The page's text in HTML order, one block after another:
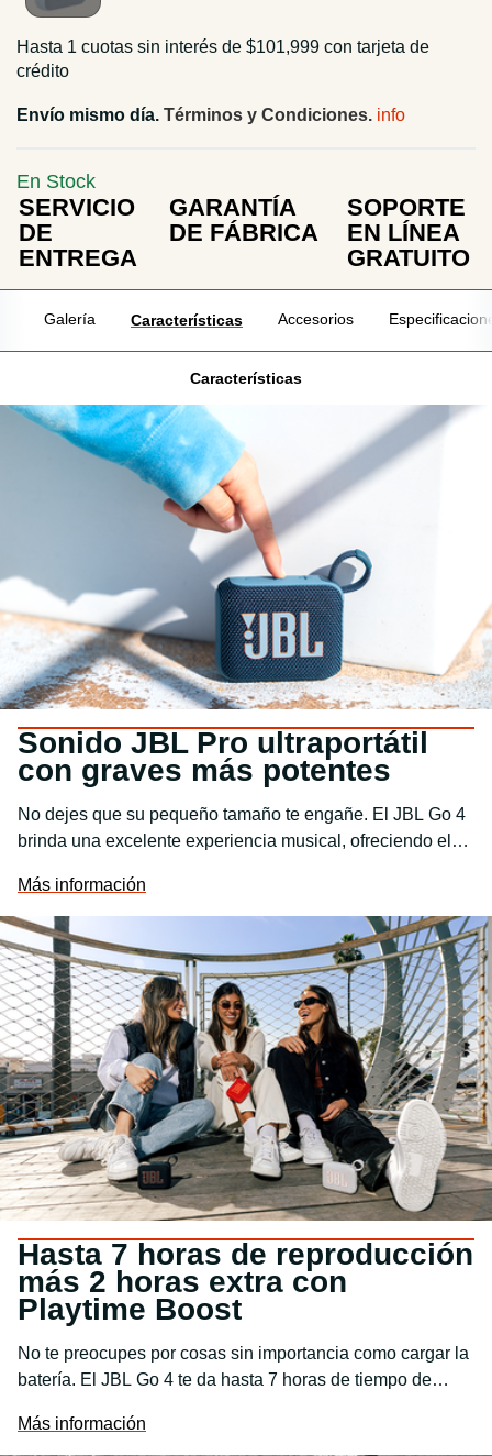
Hasta 1 cuotas sin interés de $101,999 con tarjeta de
crédito
Envío mismo día. Términos y Condiciones.
En Stock
SERVICIO
DE
ENTREGA
GARANTÍA
DE FÁBRICA
SOPORTE
EN LÍNEA
GRATUITO
Galería Características Accesorios
Características
Sonido JBL Pro ultraportátil
con graves más potentes
No dejes que su pequeño tamaño te engañe. El JBL Go 4
brinda una excelente experiencia musical, ofreciendo el
no se van a creer que un sonido tan potente pueda salir de
un altavoz JBL Pro tan pequeño.
Más información
Hasta 7 horas de reproducción
más 2 horas extra con
Playtime Boost
No te preocupes por cosas sin importancia como cargar la
batería. El JBL Go 4 te da hasta 7 horas de tiempo de
Playtime Boost para prolongar el tiempo de reproducción y
Más información